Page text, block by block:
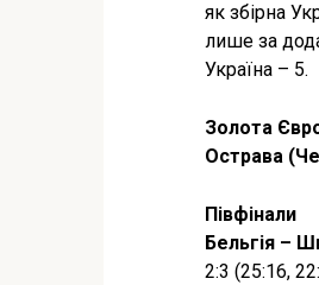
як збірна
лише за
Україна – 5.
Золота
Острава
Півфінали
Бельгія –
2:3 (25:16,